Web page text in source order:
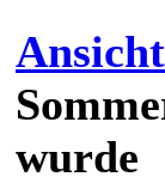
wurde